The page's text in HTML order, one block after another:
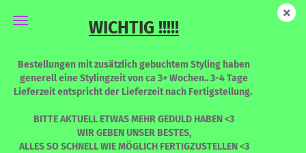
WICHTIG !!!!!
Bestellungen mit zusätzlich gebuchtem Styling haben
generell eine Stylingzeit von ca 3+ Wochen.. 3-4 Tage
Lieferzeit entspricht der Lieferzeit nach Fertigstellung.
BITTE AKTUELL ETWAS MEHR GEDULD HABEN <3
WIR GEBEN UNSER BESTES,
ALLES SO SCHNELL WIE MÖGLICH FERTIGZUSTELLEN <3
NEW KATY - BLOODLINE - Limited Edition